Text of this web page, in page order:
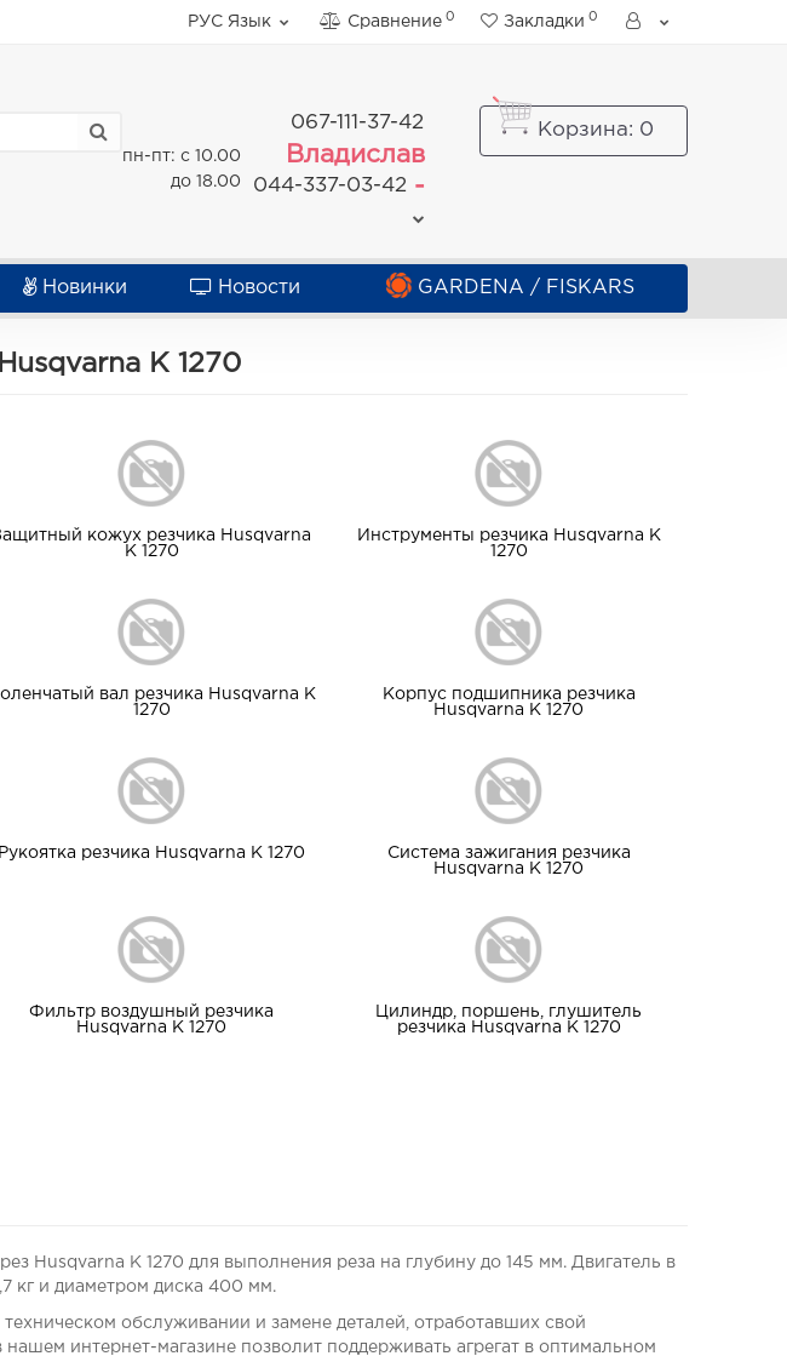
РУС Язык Сравнение 0 Закладки 0
пн-пт: с 10.00
до 18.00
067-111-37-42
Владислав
044-337-03-42 -
Корзина: 0
Новинки Новости GARDENA / FISKARS
K 1270
кожух резчика Husqvarna
K 1270
Инструменты резчика Husqvarna K
1270
вал резчика Husqvarna K
1270
Корпус подшипника резчика
Husqvarna K 1270
Рукоятка резчика Husqvarna K 1270
Система зажигания резчика
Husqvarna K 1270
Фильтр воздушный резчика
Husqvarna K 1270
Цилиндр, поршень, глушитель
резчика Husqvarna K 1270
Husqvarna K 1270 для выполнения реза на глубину до 145 мм. Двигатель в
кг и диаметром диска 400 мм.
обслуживании и замене деталей, отработавших свой
интернет-магазине позволит поддерживать агрегат в оптимальном